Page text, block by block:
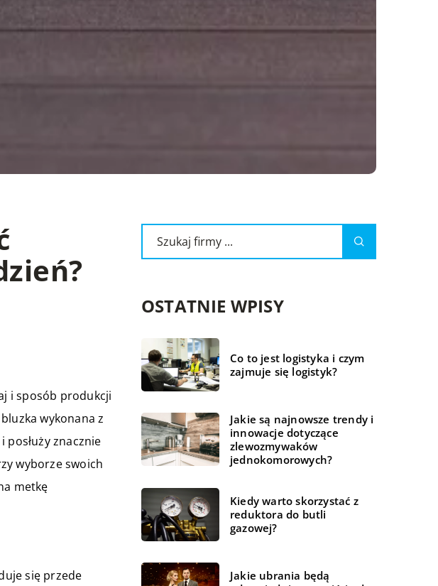
i sposób produkcji
wykonana z
posłuży znacznie
wyborze swoich
metkę
się przede
OSTATNIE WPISY
Co to jest logistyka i czym
zajmuje się logistyk?
Jakie są najnowsze trendy i
innowacje dotyczące
zlewozmywaków
jednokomorowych?
Kiedy warto skorzystać z
reduktora do butli
gazowej?
Jakie ubrania będą